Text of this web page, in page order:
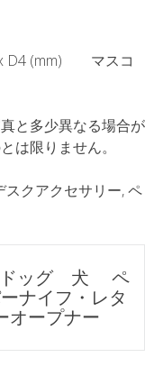
x D4 (mm) マスコ
と多少異なる場合が
は限りません。
スクアクセサリー,ペ
ドッグ 犬 ペ
ナイフ・レタ
オープナー